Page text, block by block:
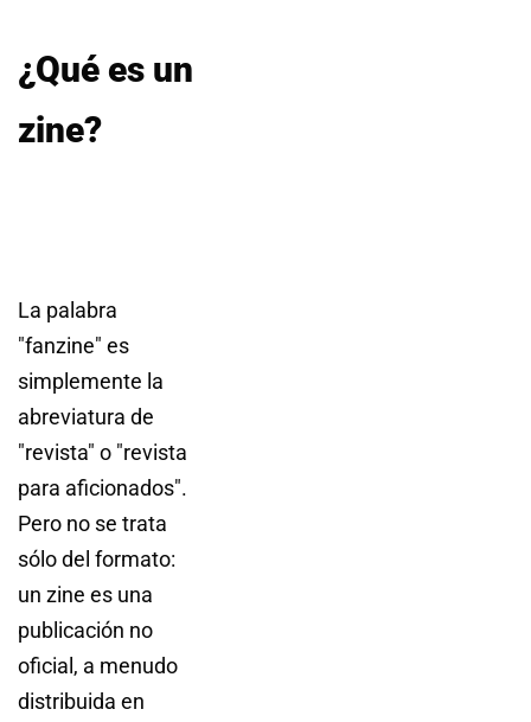
¿Qué es un
zine?
La palabra
"fanzine" es
simplemente la
abreviatura de
"revista" o "revista
para aficionados".
Pero no se trata
sólo del formato:
un zine es una
publicación no
oficial, a menudo
distribuida en